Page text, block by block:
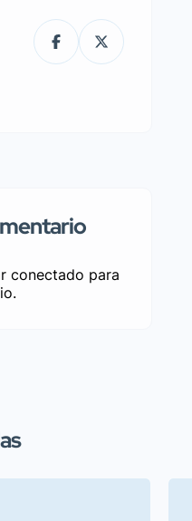
conectado para